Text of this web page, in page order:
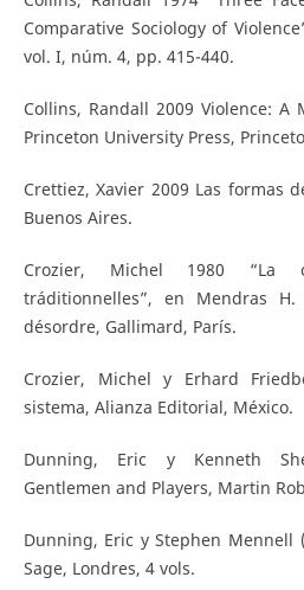
Comparative Sociology of
vol. I, núm. 4, pp. 415-440.
Collins, Randall 2009 Violence: A
Princeton University Press,
Crettiez, Xavier 2009 Las formas
Buenos Aires.
Crozier, Michel 1980 “La
tráditionnelles”, en Mendras
désordre, Gallimard, París.
Crozier, Michel y Erhard
sistema, Alianza Editorial, México.
Dunning, Eric y Kenneth
Gentlemen and Players, Martin
Dunning, Eric y Stephen Mennell
Sage, Londres, 4 vols.